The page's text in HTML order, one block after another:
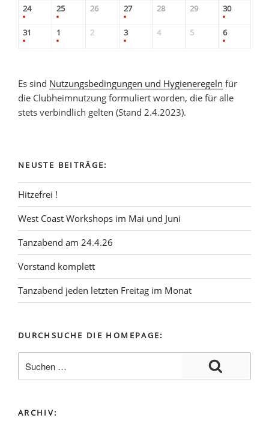
24 25 26 27 28 29 30
31 1 2 3 4 5 6
Es sind Nutzungsbedingungen und Hygieneregeln für
die Clubheimnutzung formuliert worden, die für alle
stets verbindlich gelten (Stand 2.4.2023).
NEUSTE BEITRÄGE:
Hitzefrei !
West Coast Workshops im Mai und Juni
Tanzabend am 24.4.26
Vorstand komplett
Tanzabend jeden letzten Freitag im Monat
DURCHSUCHE DIE HOMEPAGE:
ARCHIV: